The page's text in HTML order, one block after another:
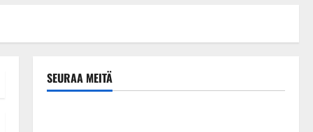
SEURAA MEITÄ